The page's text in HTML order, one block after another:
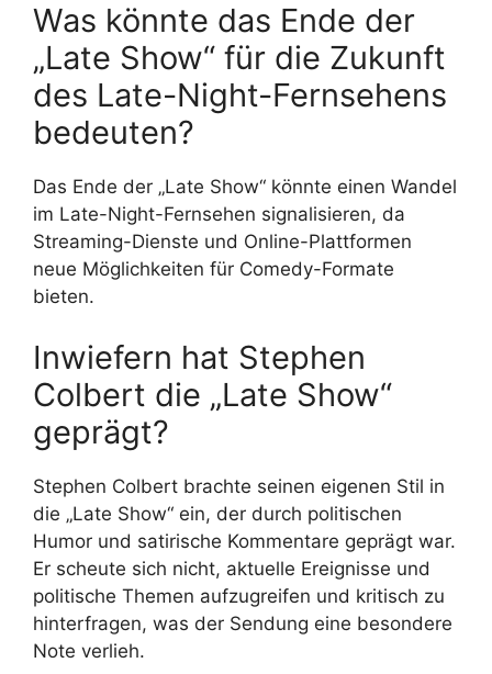
Was könnte das Ende der
„Late Show“ für die Zukunft
des Late-Night-Fernsehens
bedeuten?
Das Ende der „Late Show“ könnte einen Wandel
im Late-Night-Fernsehen signalisieren, da
Streaming-Dienste und Online-Plattformen
neue Möglichkeiten für Comedy-Formate
bieten.
Inwiefern hat Stephen
Colbert die „Late Show“
geprägt?
Stephen Colbert brachte seinen eigenen Stil in
die „Late Show“ ein, der durch politischen
Humor und satirische Kommentare geprägt war.
Er scheute sich nicht, aktuelle Ereignisse und
politische Themen aufzugreifen und kritisch zu
hinterfragen, was der Sendung eine besondere
Note verlieh.